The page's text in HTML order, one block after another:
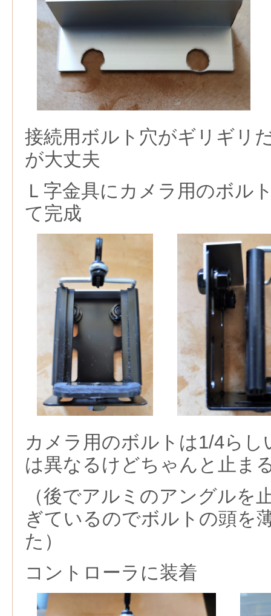
接続用ボルト穴がギリギリ
が大丈夫
Ｌ字金具にカメラ用のボル
て完成
カメラ用のボルトは1/4ら
は異なるけどちゃんと止ま
（後でアルミのアングルを
ぎているのでボルトの頭を
た）
コントローラに装着